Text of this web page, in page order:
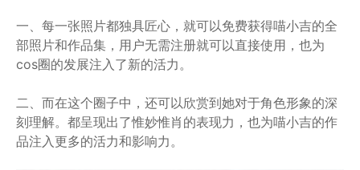
一、每一张照片都独具匠心，就可以免费获得喵小吉的全
部照片和作品集，用户无需注册就可以直接使用，也为
cos圈的发展注入了新的活力。
二、而在这个圈子中，还可以欣赏到她对于角色形象的深
刻理解。都呈现出了惟妙惟肖的表现力，也为喵小吉的作
品注入更多的活力和影响力。